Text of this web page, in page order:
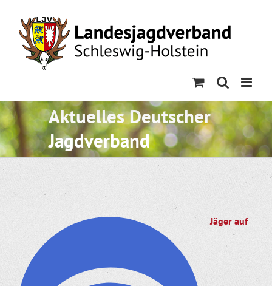
content
Aktuelles Deutscher
Jagdverband
Jäger auf